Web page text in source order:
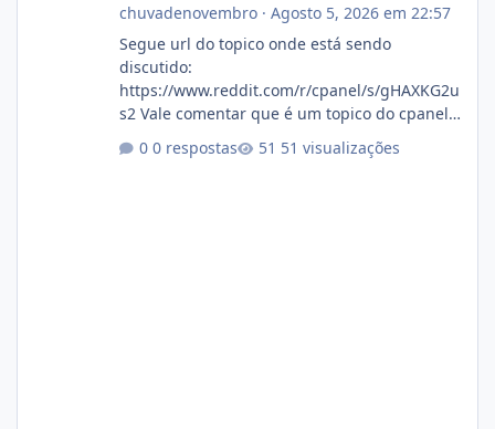
chuvadenovembro· Agosto 5, 2026 em 22:57
Segue url do topico onde está sendo
discutido:
https://www.reddit.com/r/cpanel/s/gHAXKG2u
s2 Vale comentar que é um topico do cpanel...
Não sei como ta a pegada no da.
0 respostas 51 visualizações